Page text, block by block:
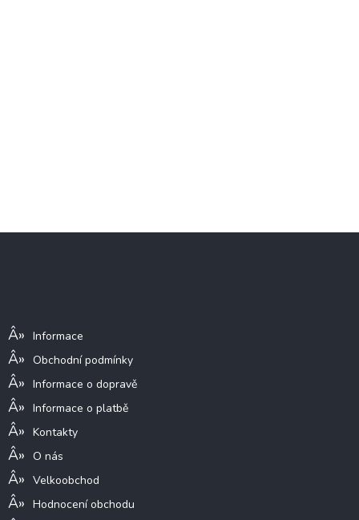
Informace
Obchodní podmínky
Informace o dopravě
Informace o platbě
Kontakty
O nás
Velkoobchod
Hodnocení obchodu